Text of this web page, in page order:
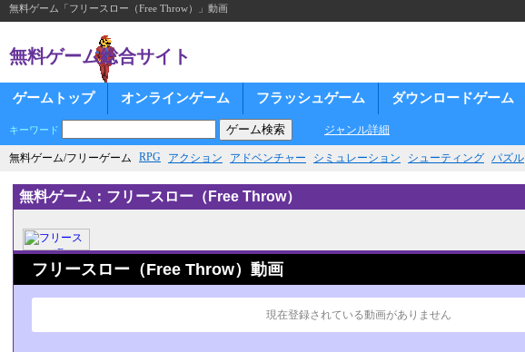
無料ゲーム「フリースロー（Free Throw）」動画
無料ゲーム総合サイト
ゲームトップ オンラインゲーム フラッシュゲーム ダウンロードゲーム
キーワード ジャンル詳細
無料ゲーム/フリーゲーム RPG アクション アドベンチャー シミュレーション シューティング パズル
無料ゲーム：フリースロー（Free Throw）
フリースロー（Free Throw）動画
現在登録されている動画がありません